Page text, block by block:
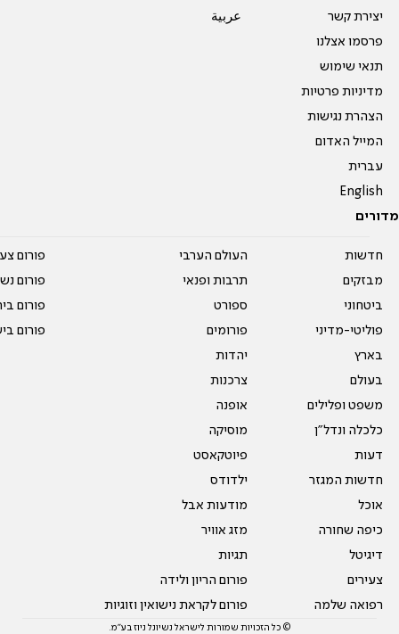
יצירת קשר
פרסמו אצלנו
תנאי שימוש
מדיניות פרטיות
הצהרת נגישות
המייל האדום
עברית
English
عربية
מדורים
חדשות
מבזקים
ביטחוני
פוליטי-מדיני
בארץ
בעולם
משפט ופלילים
כלכלה ונדל"ן
דעות
חדשות המגזר
אוכל
כיפה שחורה
דיגיטל
צעירים
רפואה שלמה
העולם הערבי
תרבות ופנאי
ספורט
פורומים
יהדות
צרכנות
אופנה
מוסיקה
פיוטקאסט
ילדודס
מודעות אבל
מזג אוויר
תגיות
פורום הריון ולידה
פורום לקראת נישואין וזוגיות
פורום
פורום
פורום
פורום
© כל הזכויות שמורות לישראל נשיונל ניוז בע"מ.